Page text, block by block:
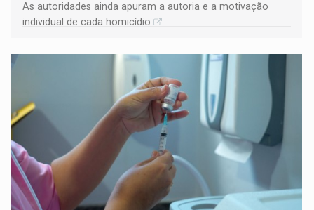
As autoridades ainda apuram a autoria e a motivação
individual de cada homicídio